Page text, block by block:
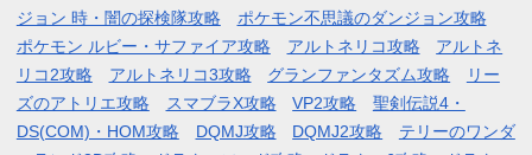
ジョン 時・闇の探検隊攻略
ポケモン不思議のダンジョン攻略
ポケモン ルビー・サファイア攻略
アルトネリコ攻略
アルトネ
リコ2攻略
アルトネリコ3攻略 グランファンタズム攻略
リー
ズのアトリエ攻略
スマブラX攻略 VP2攻略
聖剣伝説4・
DS(COM)・HOM攻略
DQMJ攻略 DQMJ2攻略
テリーのワンダ